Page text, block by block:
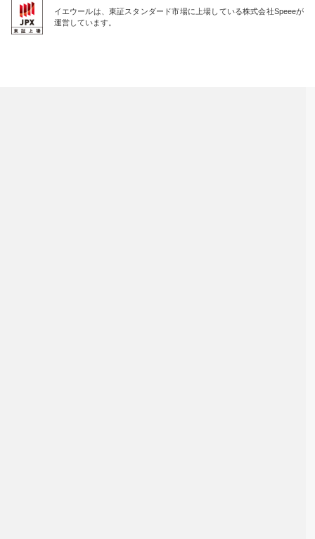
イエウールは、東証スタンダード市場に上場している株式会社Speeeが
運営しています。